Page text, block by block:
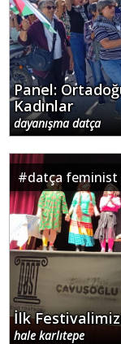
Panel:
Kadınlar
dayanışma datça
#datça
İlk
hale karlıtepe